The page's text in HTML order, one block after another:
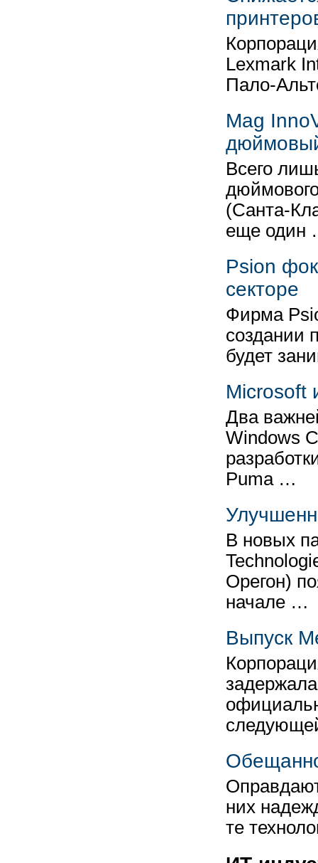
Lexmark
Пало-
Mag
Всего
(Санта-
еще один
Psion
секторе
Фирма
создании
будет
Microsoft
Два
Windows
Puma …
В новых
Орегон)
начале …
Выпуск
них
те